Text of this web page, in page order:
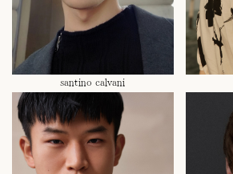
santino calvani